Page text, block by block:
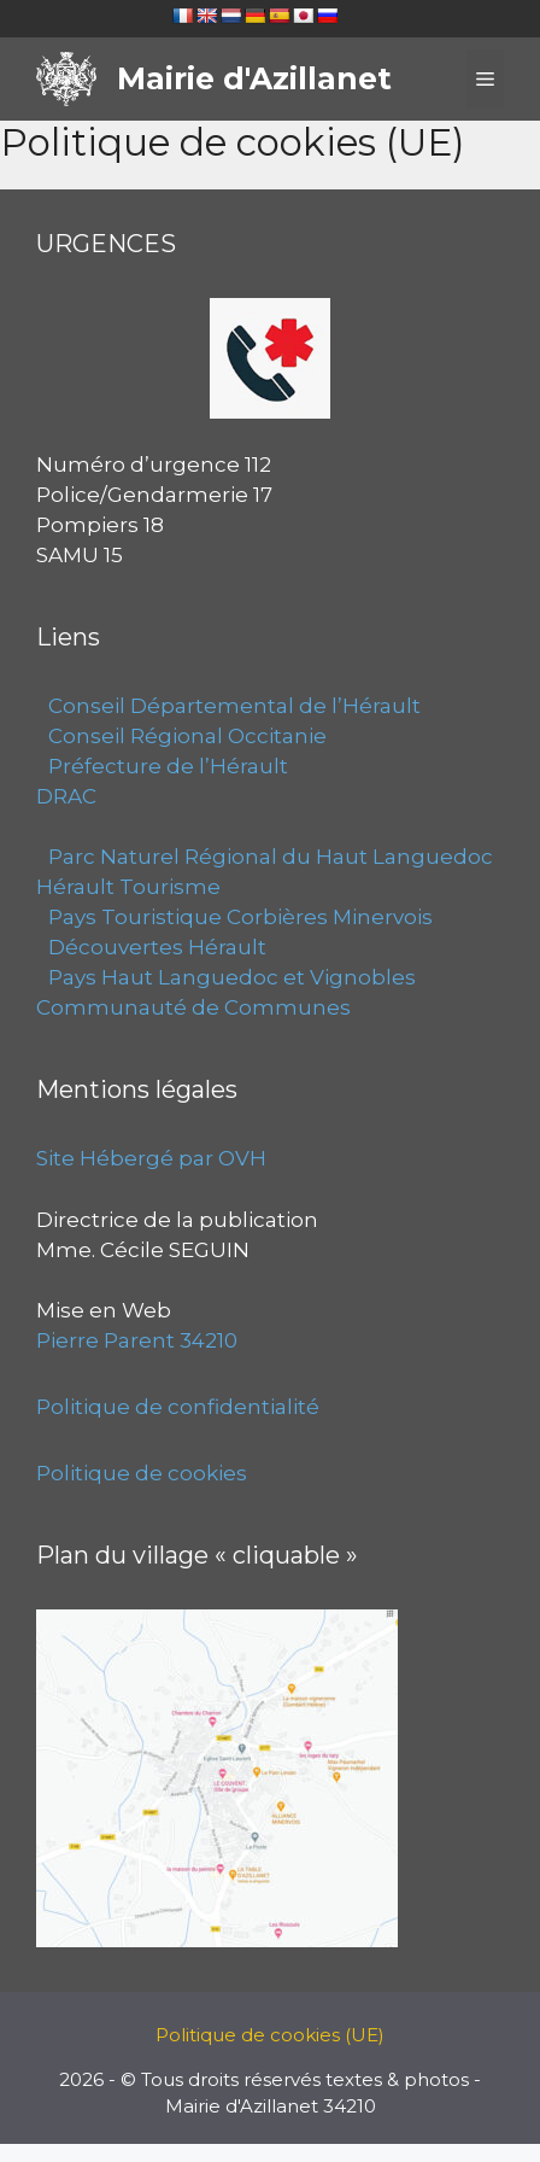
au
contenu
Mairie d'Azillanet
Politique de cookies (UE)
URGENCES
Numéro d’urgence 112
Police/Gendarmerie 17
Pompiers 18
SAMU 15
Liens
Conseil Départemental de l’Hérault
Conseil Régional Occitanie
Préfecture de l’Hérault
DRAC
Parc Naturel Régional du Haut Languedoc
Hérault Tourisme
Pays Touristique Corbières Minervois
Découvertes Hérault
Pays Haut Languedoc et Vignobles
Communauté de Communes
Mentions légales
Site Hébergé par OVH
Directrice de la publication
Mme. Cécile SEGUIN
Mise en Web
Pierre Parent 34210
Politique de confidentialité
Politique de cookies
Plan du village « cliquable »
Politique de cookies (UE)
2026 - © Tous droits réservés textes & photos -
Mairie d'Azillanet 34210